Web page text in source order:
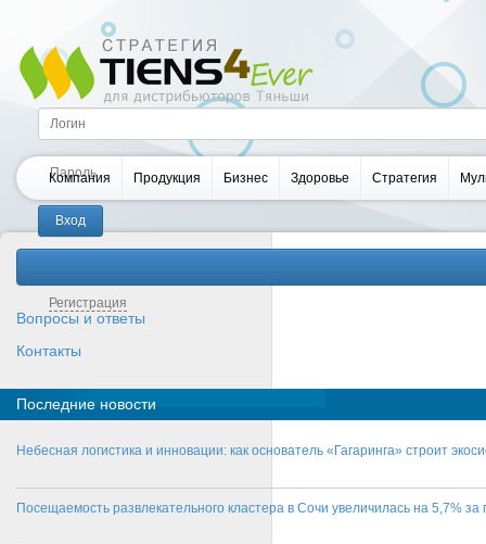
Регистрация
Компания Продукция Бизнес Здоровье Стратегия
Вопросы и ответы
Контакты
Последние новости
Небесная логистика и инновации: как основатель «Гагаринга» строит
Посещаемость развлекательного кластера в Сочи увеличилась на 5,7% за